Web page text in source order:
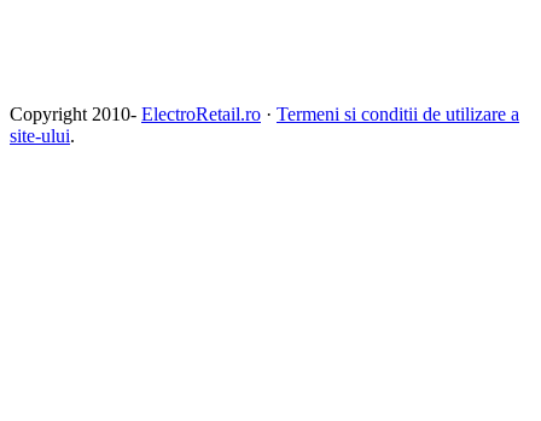
Copyright 2010- ElectroRetail.ro · Termeni si conditii de utilizare a
site-ului.